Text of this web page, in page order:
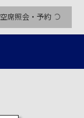
空席照会・予約